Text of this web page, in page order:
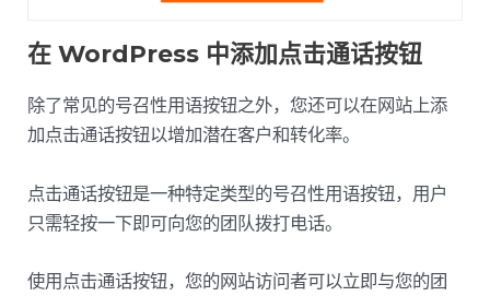
在 WordPress 中添加点击通话按钮
除了常见的号召性用语按钮之外，您还可以在网站上添
加点击通话按钮以增加潜在客户和转化率。
点击通话按钮是一种特定类型的号召性用语按钮，用户
只需轻按一下即可向您的团队拨打电话。
使用点击通话按钮，您的网站访问者可以立即与您的团